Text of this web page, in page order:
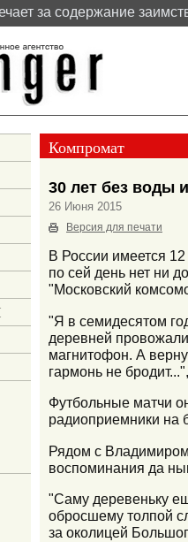
за содержание
Компромат
30 лет без воды
26 Июня 2015
Версия для печати
В России имеется
по сей день нет ни
"Московский
"Я в семидесятом
деревней
магнитофон. А
гармонь не
Футбольные матчи
радиоприемники на
Рядом с Владимиром
воспоминания да
"Саму деревеньку
обросшему толпой
за околицей